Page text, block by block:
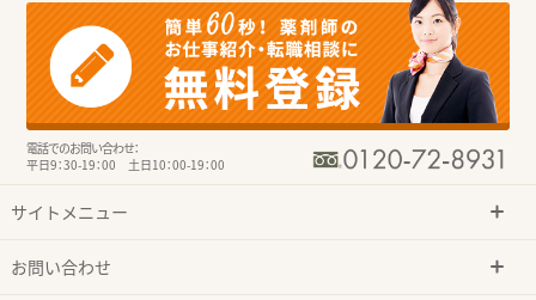
電話でのお問い合わせ：
平日9：30-19：00 土日10：00-19：00
サイトメニュー
お問い合わせ